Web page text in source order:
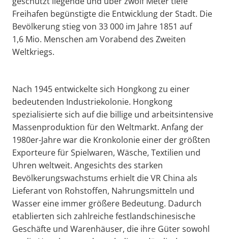
Freihafen begünstigte die Entwicklung der Stadt. Die
Bevölkerung stieg von 33 000 im Jahre 1851 auf
1,6 Mio. Menschen am Vorabend des Zweiten
Weltkriegs.
Nach 1945 entwickelte sich Hongkong zu einer
bedeutenden Industriekolonie. Hongkong
spezialisierte sich auf die billige und arbeitsintensive
Massenproduktion für den Weltmarkt. Anfang der
1980er-Jahre war die Kronkolonie einer der größten
Exporteure für Spielwaren, Wäsche, Textilien und
Uhren weltweit. Angesichts des starken
Bevölkerungswachstums erhielt die VR China als
Lieferant von Rohstoffen, Nahrungsmitteln und
Wasser eine immer größere Bedeutung. Dadurch
etablierten sich zahlreiche festlandschinesische
Geschäfte und Warenhäuser, die ihre Güter sowohl